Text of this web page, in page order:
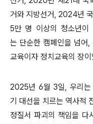
거와 지방선거, 2024년
5만 명 이상의 청소년이
는 단순한 캠페인을 넘어
교육이자 정치교육의 장이
2025년 6월 3일, 우리는
기 대선을 치르는 역사적
정질서 파괴의 책임을 다